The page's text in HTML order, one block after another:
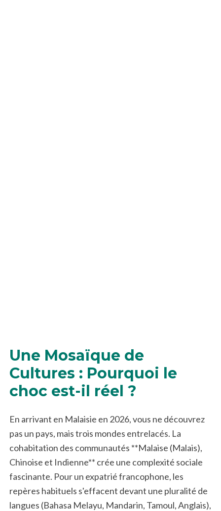
Une Mosaïque de
Cultures : Pourquoi le
choc est-il réel ?
En arrivant en Malaisie en 2026, vous ne découvrez
pas un pays, mais trois mondes entrelacés. La
cohabitation des communautés **Malaise (Malais),
Chinoise et Indienne** crée une complexité sociale
fascinante. Pour un expatrié francophone, les
repères habituels s'effacent devant une pluralité de
langues (Bahasa Melayu, Mandarin, Tamoul, Anglais),